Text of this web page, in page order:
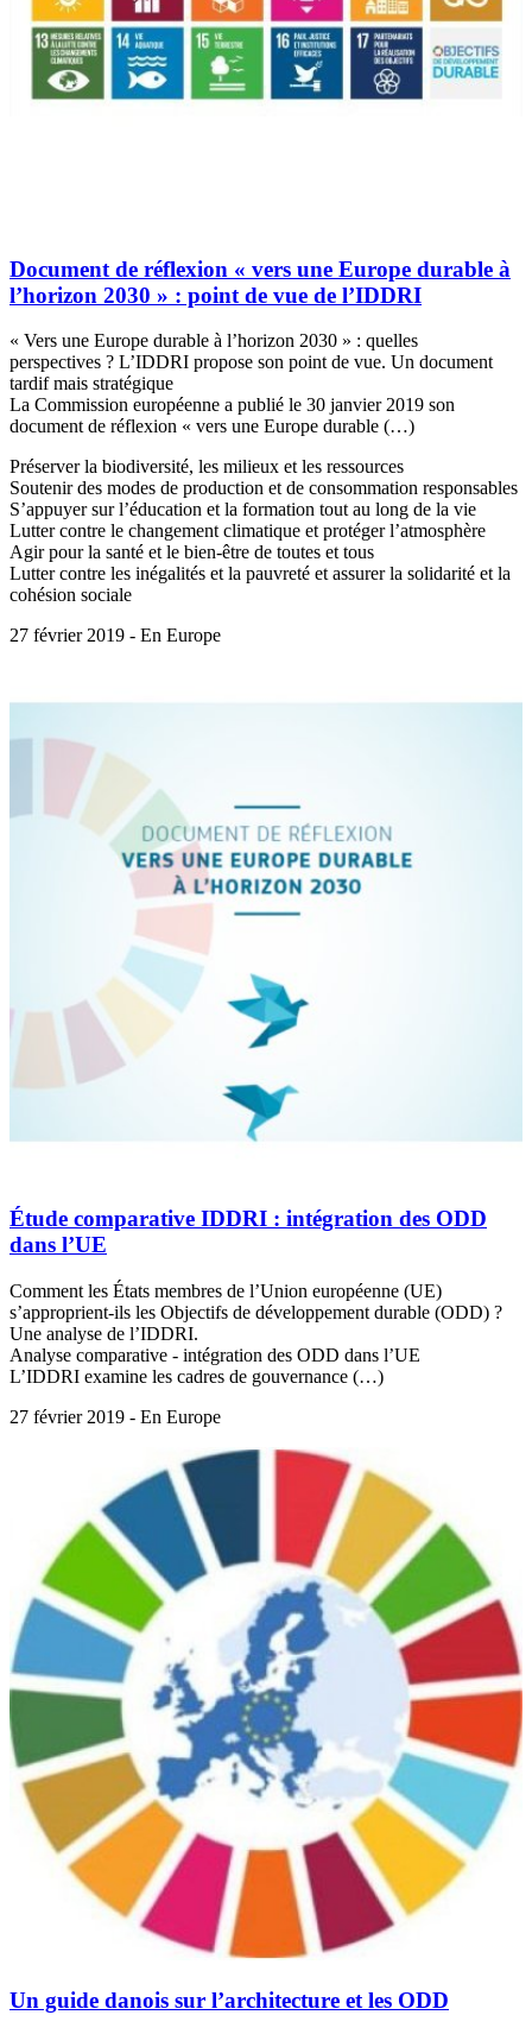
Document de réflexion « vers une Europe durable à
l’horizon 2030 » : point de vue de l’IDDRI
« Vers une Europe durable à l’horizon 2030 » : quelles
perspectives ? L’IDDRI propose son point de vue. Un document
tardif mais stratégique
La Commission européenne a publié le 30 janvier 2019 son
document de réflexion « vers une Europe durable (…)
Préserver la biodiversité, les milieux et les ressources
Soutenir des modes de production et de consommation responsables
S’appuyer sur l’éducation et la formation tout au long de la vie
Lutter contre le changement climatique et protéger l’atmosphère
Agir pour la santé et le bien-être de toutes et tous
Lutter contre les inégalités et la pauvreté et assurer la solidarité et la
cohésion sociale
27 février 2019 - En Europe
Étude comparative IDDRI : intégration des ODD
dans l’UE
Comment les États membres de l’Union européenne (UE)
s’approprient-ils les Objectifs de développement durable (ODD) ?
Une analyse de l’IDDRI.
Analyse comparative - intégration des ODD dans l’UE
L’IDDRI examine les cadres de gouvernance (…)
27 février 2019 - En Europe
Un guide danois sur l’architecture et les ODD